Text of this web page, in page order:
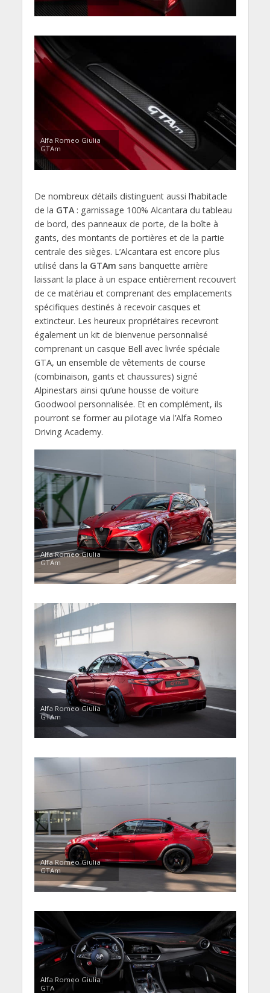
Alfa Romeo Giulia
GTAm
De nombreux détails distinguent aussi l’habitacle
de la GTA: garnissage 100% Alcantara du tableau
de bord, des panneaux de porte, de la boîte à
gants, des montants de portières et de la partie
centrale des sièges. L’Alcantara est encore plus
utilisé dans la GTAm sans banquette arrière
laissant la place à un espace entièrement recouvert
de ce matériau et comprenant des emplacements
spécifiques destinés à recevoir casques et
extincteur. Les heureux propriétaires recevront
également un kit de bienvenue personnalisé
comprenant un casque Bell avec livrée spéciale
GTA, un ensemble de vêtements de course
(combinaison, gants et chaussures) signé
Alpinestars ainsi qu’une housse de voiture
Goodwool personnalisée. Et en complément, ils
pourront se former au pilotage via l’Alfa Romeo
Driving Academy.
Alfa Romeo Giulia
GTAm
Alfa Romeo Giulia
GTAm
Alfa Romeo Giulia
GTAm
Alfa Romeo Giulia
GTA